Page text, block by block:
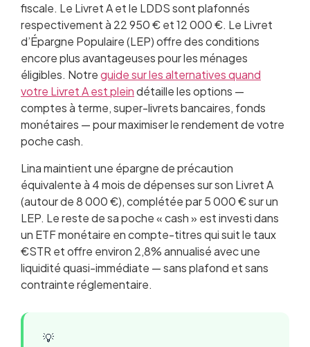
fiscale. Le Livret A et le LDDS sont plafonnés
respectivement à 22 950 € et 12 000 €. Le Livret
d’Épargne Populaire (LEP) offre des conditions
encore plus avantageuses pour les ménages
éligibles. Notreguide sur les alternatives quand
votre Livret A est pleindétaille les options —
comptes à terme, super-livrets bancaires, fonds
monétaires — pour maximiser le rendement de votre
poche cash.
Lina maintient une épargne de précaution
équivalente à 4 mois de dépenses sur son Livret A
(autour de 8 000 €), complétée par 5 000 € sur un
LEP. Le reste de sa poche « cash » est investi dans
un ETF monétaire en compte-titres qui suit le taux
€STR et offre environ 2,8% annualisé avec une
liquidité quasi-immédiate — sans plafond et sans
contrainte réglementaire.
💡